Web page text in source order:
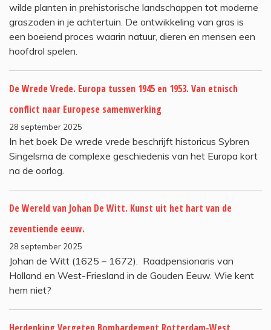
wilde planten in prehistorische landschappen tot moderne
graszoden in je achtertuin. De ontwikkeling van gras is
een boeiend proces waarin natuur, dieren en mensen een
hoofdrol spelen.
De Wrede Vrede. Europa tussen 1945 en 1953. Van etnisch
conflict naar Europese samenwerking
28 september 2025
In het boek De wrede vrede beschrijft historicus Sybren
Singelsma de complexe geschiedenis van het Europa kort
na de oorlog.
De Wereld van Johan De Witt. Kunst uit het hart van de
zeventiende eeuw.
28 september 2025
Johan de Witt (1625 – 1672). Raadpensionaris van
Holland en West-Friesland in de Gouden Eeuw. Wie kent
hem niet?
Herdenking Vergeten Bombardement Rotterdam-West